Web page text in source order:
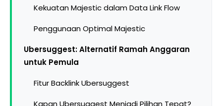
Kekuatan Majestic dalam Data Link Flow
Penggunaan Optimal Majestic
Ubersuggest: Alternatif Ramah Anggaran
untuk Pemula
Fitur Backlink Ubersuggest
Kapan Ubersuggest Menjadi Pilihan Tepat?